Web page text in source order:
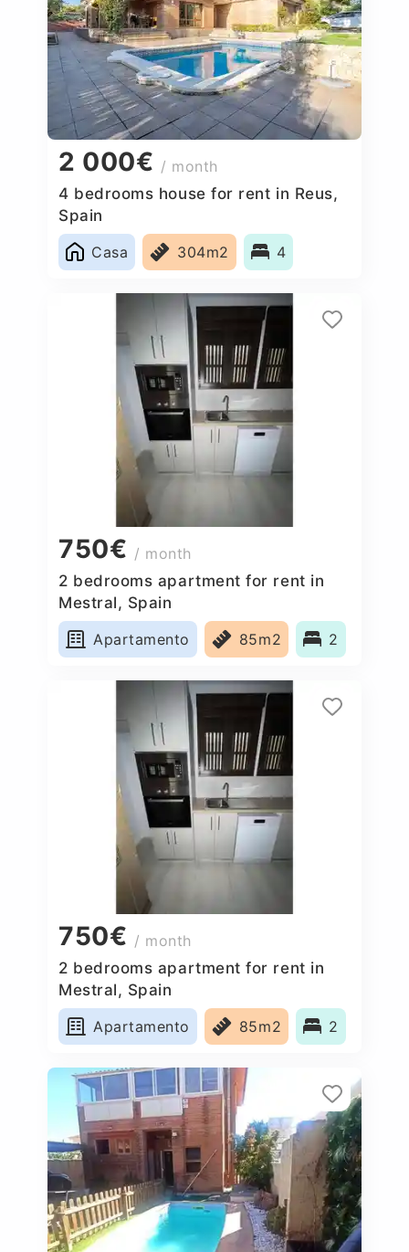
2 000€ / month
4 bedrooms house for rent in Reus,
Spain
Casa
304m2 4
750€ / month
2 bedrooms apartment for rent in
Mestral, Spain
Apartamento
85m2 2
750€ / month
2 bedrooms apartment for rent in
Mestral, Spain
Apartamento
85m2 2